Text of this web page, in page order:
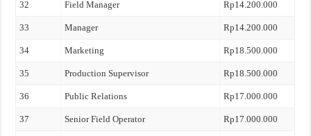
32 Field Manager Rp14.200.000
33 Manager Rp14.200.000
34 Marketing Rp18.500.000
35 Production Supervisor Rp18.500.000
36 Public Relations Rp17.000.000
37 Senior Field Operator Rp17.000.000